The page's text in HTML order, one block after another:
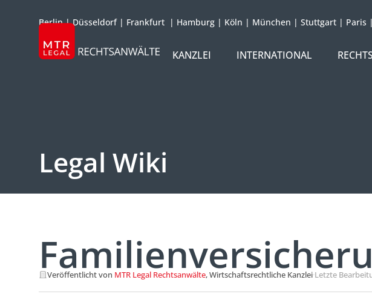
Berlin|Düsseldorf| Frankfurt | Hamburg | Köln | München | Stuttgart | Paris |
KANZLEI
INTERNATIONAL
Legal Wiki
Veröffentlicht von MTR Legal Rechtsanwälte, Wirtschaftsrechtliche Kanzlei·Letzte